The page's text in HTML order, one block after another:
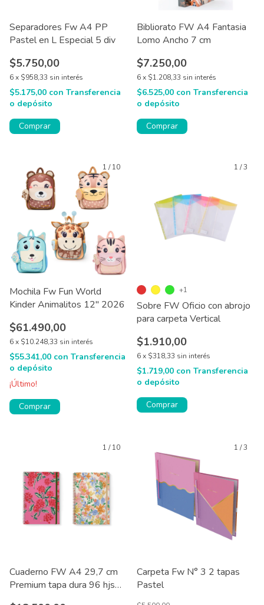
Separadores Fw A4 PP
Pastel en L Especial 5 div
$5.750,00
6x $958,33 sin interés
$5.175,00 con Transferencia
o depósito
Bibliorato FW A4 Fantasia
Lomo Ancho 7 cm
$7.250,00
6x $1.208,33 sin interés
$6.525,00 con Transferencia
o depósito
Comprar
1 /10
Mochila Fw Fun World
Kinder Animalitos 12'' 2026
$61.490,00
6x $10.248,33 sin interés
$55.341,00 con Transferencia
o depósito
¡Último!
Comprar
1 /3
Sobre FW Oficio con abrojo
para carpeta Vertical
$1.910,00
6x $318,33 sin interés
$1.719,00 con Transferencia
o depósito
+1
Comprar
1 /10
Cuaderno FW A4 29,7 cm
Premium tapa dura 96 hjs
1 /3
Carpeta Fw N° 3 2 tapas
Pastel